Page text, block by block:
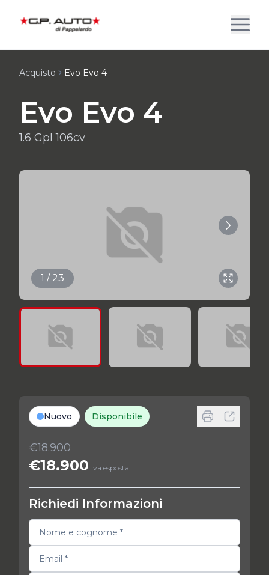
Acquisto Evo Evo 4
Evo Evo 4
1.6 Gpl 106cv
1 / 23
Nuovo Disponibile
€18.900
€18.900 Iva esposta
Richiedi Informazioni